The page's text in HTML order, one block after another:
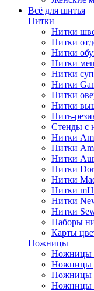
Всё для шитья
Нитки
Нитки
Нитки
Нитки
Нитки
Нитки
Нитки
Нитки
Нитки
Нить-
Стенды с
Нитки
Нитки
Нитки
Нитки
Нитки
Нитки mH
Нитки
Нитки
Наборы
Карты
Ножницы
Ножницы
Ножницы
Ножницы
Ножницы